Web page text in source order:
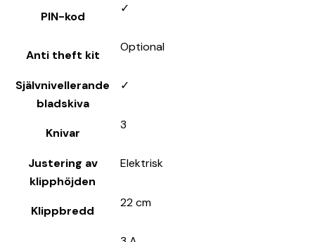
PIN-kod
✓
Anti theft kit
Optional
Självnivellerande
bladskiva
✓
Knivar
3
Justering av
klipphöjden
Elektrisk
Klippbredd
22 cm